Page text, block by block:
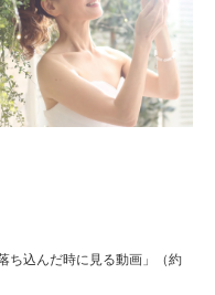
ち込んだ時に見る動画」（約